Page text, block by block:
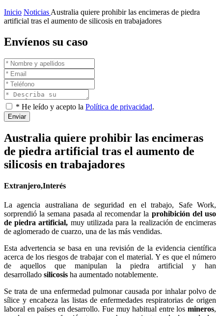
Inicio Noticias Australia quiere prohibir las encimeras de piedra
artificial tras el aumento de silicosis en trabajadores
Envíenos su caso
* He leído y acepto la Política de privacidad.
Enviar
Australia quiere prohibir las encimeras
de piedra artificial tras el aumento de
silicosis en trabajadores
Extranjero,Interés
La agencia australiana de seguridad en el trabajo, Safe Work,
sorprendió la semana pasada al recomendar la prohibición del uso
de piedra artificial, muy utilizada para la realización de encimeras
de aglomerado de cuarzo, una de las más vendidas.
Esta advertencia se basa en una revisión de la evidencia científica
acerca de los riesgos de trabajar con el material. Y es que el número
de aquellos que manipulan la piedra artificial y han
desarrollado silicosis ha aumentado notablemente.
Se trata de una enfermedad pulmonar causada por inhalar polvo de
sílice y encabeza las listas de enfermedades respiratorias de origen
laboral en países en desarrollo. Fue muy habitual entre los mineros,